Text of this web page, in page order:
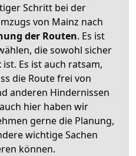
Schritt bei der
von Mainz nach
der Routen. Es ist
die sowohl sicher
ist. Es ist auch ratsam,
die Route frei von
anderen Hindernissen
hier haben wir
gerne die Planung,
wichtige Sachen
können.